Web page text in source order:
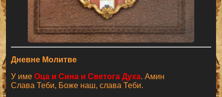
Дневне Молитве
У имеОца и Сина и Светога Духа. Амин
Слава Теби, Боже наш, слава Теби.